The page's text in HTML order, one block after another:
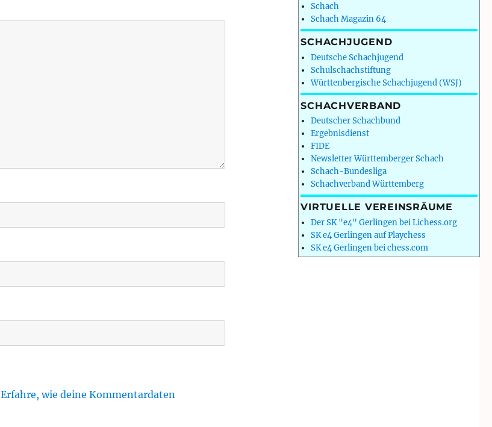
Erfahre, wie deine Kommentardaten
Schach
Schach Magazin 64
SCHACHJUGEND
Deutsche Schachjugend
Schulschachstiftung
Württenbergische Schachjugend (WSJ)
SCHACHVERBAND
Deutscher Schachbund
Ergebnisdienst
FIDE
Newsletter Württemberger Schach
Schach-Bundesliga
Schachverband Württemberg
VIRTUELLE VEREINSRÄUME
Der SK "e4" Gerlingen bei Lichess.org
SK e4 Gerlingen auf Playchess
SK e4 Gerlingen bei chess.com